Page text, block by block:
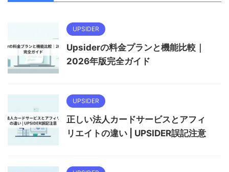
UPSIDER
Upsiderの料金プランと機能比較｜
2026年版完全ガイド
UPSIDER
正しい法人カードサービスとアフィ
リエイトの違い | UPSIDER誤記注意